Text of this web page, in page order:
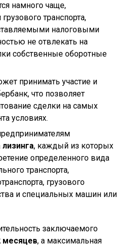
намного чаще,
транспорта,
налоговыми
не отвлекать на
собственные оборотные
принимать участие и
что позволяет
сделки на самых
условиях.
лизинга, каждый из которых
определенного вида
транспорта,
грузового
и специальных машин или
заключаемого
месяцев, а максимальная